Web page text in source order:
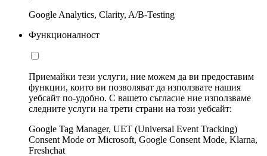
Google Analytics, Clarity, A/B-Testing
Функционалност
Приемайки тези услуги, ние можем да ви предоставим
функции, които ви позволяват да използвате нашия
уебсайт по-удобно. С вашето съгласие ние използваме
следните услуги на трети страни на този уебсайт:
Google Tag Manager, UET (Universal Event Tracking)
Consent Mode от Microsoft, Google Consent Mode, Klarna,
Freshchat